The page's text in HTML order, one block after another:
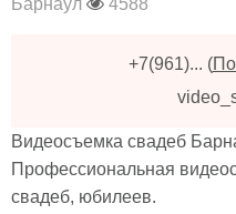
+7(961)... (
Видеосъемка свадеб
Профессиональная
свадеб, юбилеев.